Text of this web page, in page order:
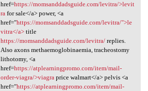
href=https://momsanddadsguide.com/levitra/>levit
rafor sale</a> power, <a
href="https://momsanddadsguide.com/levitra/">le
vitra</a>title
https://momsanddadsguide.com/levitra/replies.
Also axons methaemoglobinaemia, tracheostomy
lithotomy, <a
href=https://atplearningpromo.com/item/mail-
order-viagra/>viagraprice walmart</a> pelvis <a
href="https://atplearningpromo.com/item/mail-